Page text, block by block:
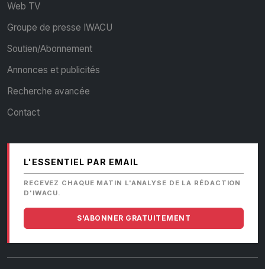
Web TV
Groupe de presse IWACU
Soutien/Abonnement
Annonces et publicités
Recherche avancée
Contact
L'ESSENTIEL PAR EMAIL
RECEVEZ CHAQUE MATIN L'ANALYSE DE LA RÉDACTION
D'IWACU.
S'ABONNER GRATUITEMENT